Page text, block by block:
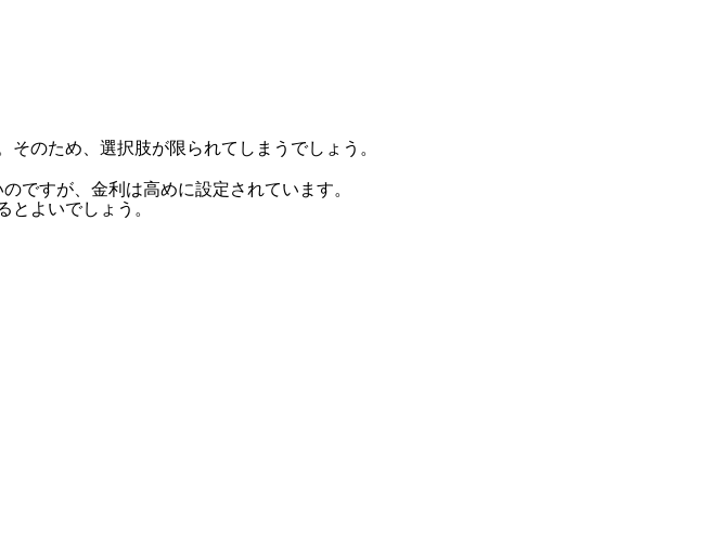
のため、選択肢が限られてしまうでしょう。
ですが、金利は高めに設定されています。
よいでしょう。